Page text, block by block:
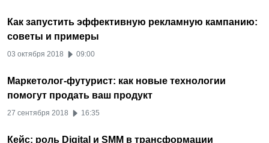
Как запустить эффективную рекламную кампанию:
советы и примеры
03 октября 2018 09:00
Маркетолог-футурист: как новые технологии
помогут продать ваш продукт
27 сентября 2018 16:35
Кейс: роль Digital и SMM в трансформации